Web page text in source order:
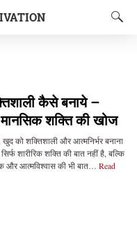
कैसे बनाये –
शक्ति की खोज
को शक्तिशाली और आत्मनिर्भर बनाना
शारीरिक शक्ति की बात नहीं है, बल्कि
और आत्मविश्वास की भी बात… Read